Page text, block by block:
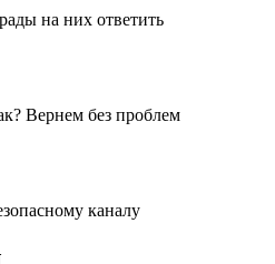
на них ответить
Вернем без проблем
каналу